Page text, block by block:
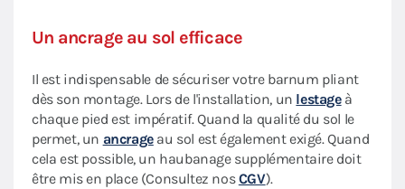
Un ancrage au sol efficace
Il est indispensable de sécuriser votre barnum pliant
dès son montage. Lors de l'installation, un lestageà
chaque pied est impératif. Quand la qualité du sol le
permet, un ancrageau sol est également exigé. Quand
cela est possible, un haubanage supplémentaire doit
être mis en place (Consultez nosCGV).